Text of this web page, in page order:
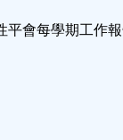
平會每學期工作